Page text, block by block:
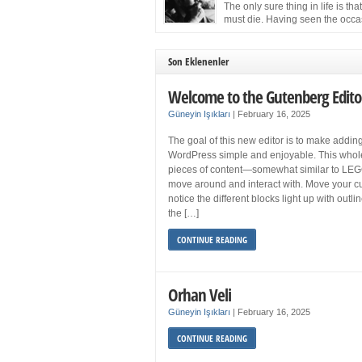
and still feel fatigued when your […]
The only sure thing in life is that
must die. Having seen the
the Cuban Revolution would succumb to that
Son Eklenenler
Welcome to the Gutenberg
Güneyin Işıkları February 16, 2025
The goal of this new editor is to make
WordPress simple and enjoyable. This
pieces of content—somewhat similar to
move around and interact with. Move your
notice the different blocks light up with
the […]
CONTINUE READING
Orhan Veli
Güneyin Işıkları February 16, 2025
CONTINUE READING